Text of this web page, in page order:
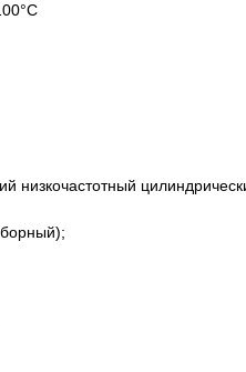
низкочастотный